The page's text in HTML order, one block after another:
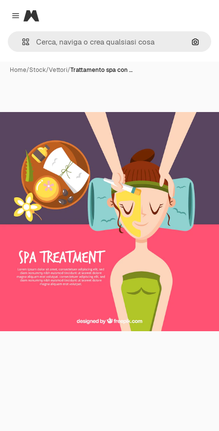
Close menu
Magnific
Cerca
Home/Stock/Vettori/Trattamento spa con …